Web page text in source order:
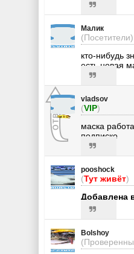
Малик
(Посетители)
кто-нибудь
есть новая
vladsov
(VIP)
маска
подписке
pooshock
(Тут живёт)
Добавлена
Bolshoy